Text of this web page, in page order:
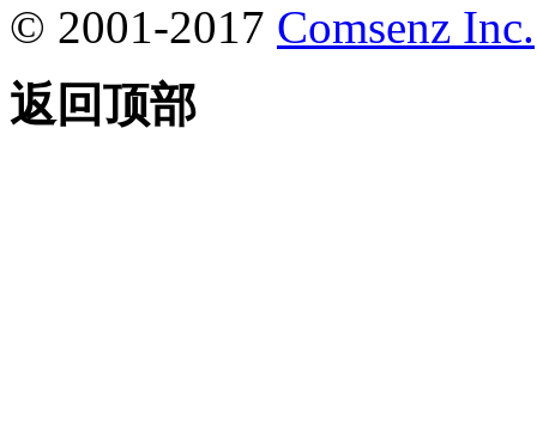
© 2001-2017 Comsenz Inc.
返回顶部